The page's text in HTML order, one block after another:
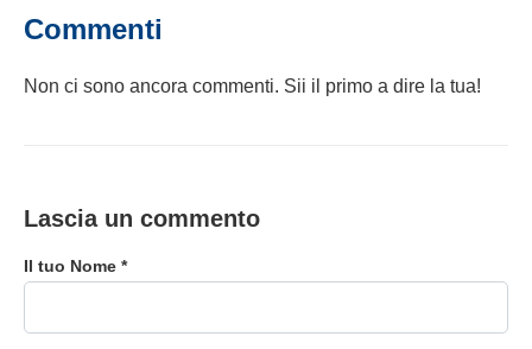
Commenti
Non ci sono ancora commenti. Sii il primo a dire la tua!
Lascia un commento
Il tuo Nome *